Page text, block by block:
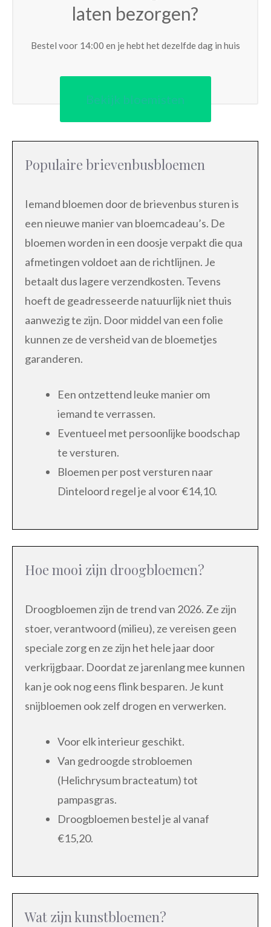
laten bezorgen?
Bestel voor 14:00 en je hebt het dezelfde dag in huis
Bekijk bloemisten
Populaire brievenbusbloemen
Iemand bloemen door de brievenbus sturen is
een nieuwe manier van bloemcadeau’s. De
bloemen worden in een doosje verpakt die qua
afmetingen voldoet aan de richtlijnen. Je
betaalt dus lagere verzendkosten. Tevens
hoeft de geadresseerde natuurlijk niet thuis
aanwezig te zijn. Door middel van een folie
kunnen ze de versheid van de bloemetjes
garanderen.
Een ontzettend leuke manier om
iemand te verrassen.
Eventueel met persoonlijke boodschap
te versturen.
Bloemen per post versturen naar
Dinteloord regel je al voor €14,10.
Hoe mooi zijn droogbloemen?
Droogbloemen zijn de trend van 2026. Ze zijn
stoer, verantwoord (milieu), ze vereisen geen
speciale zorg en ze zijn het hele jaar door
verkrijgbaar. Doordat ze jarenlang mee kunnen
kan je ook nog eens flink besparen. Je kunt
snijbloemen ook zelf drogen en verwerken.
Voor elk interieur geschikt.
Van gedroogde strobloemen
(Helichrysum bracteatum) tot
pampasgras.
Droogbloemen bestel je al vanaf
€15,20.
Wat zijn kunstbloemen?